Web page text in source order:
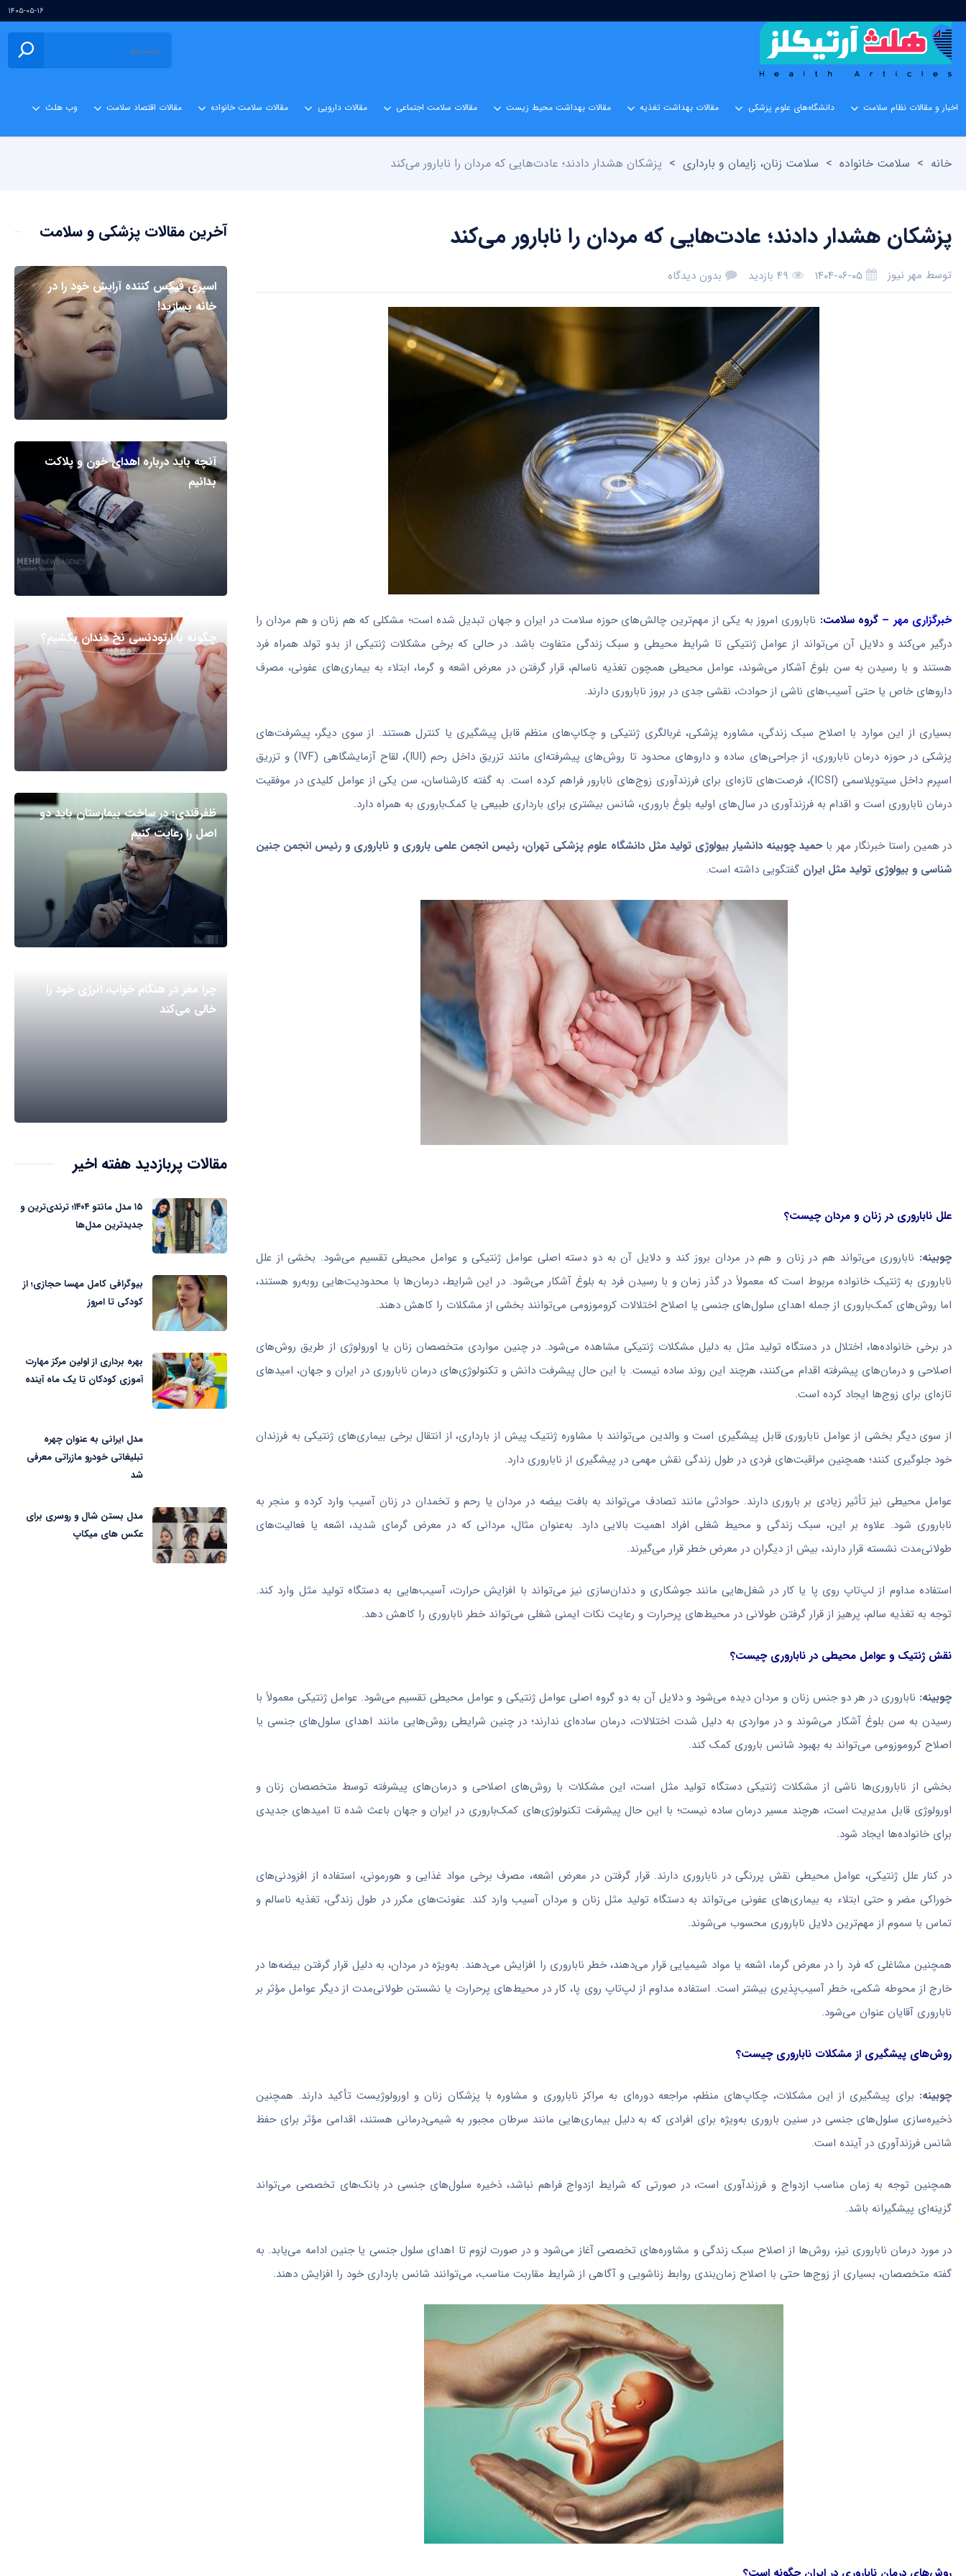
۱۴۰۵-۰۵-۱۶
اخبار و مقالات نظام سلامت دانشگاه‌های علوم پزشکی مقالات بهداشت تغذیه مقالات بهداشت محیط زیست مقالات سلامت اجتماعی مقالات دارویی مقالات سلامت خانواده مقالات اقتصاد سلامت وب هلث
خانه > سلامت خانواده > سلامت زنان، زایمان و بارداری > پزشکان هشدار دادند؛ عادت‌هایی که مردان را نابارور می‌کند
پزشکان هشدار دادند؛ عادت‌هایی که مردان را نابارور می‌کند
توسط مهر نیوز ۱۴۰۴-۰۶-۰۵ ۴۹ بازدید بدون دیدگاه
خبرگزاری مهر – گروه سلامت: ناباروری امروز به یکی از مهم‌ترین چالش‌های حوزه سلامت در ایران و جهان تبدیل شده است؛ مشکلی که هم زنان و هم مردان را
درگیر می‌کند و دلایل آن می‌تواند از عوامل ژنتیکی تا شرایط محیطی و سبک زندگی متفاوت باشد. در حالی که برخی مشکلات ژنتیکی از بدو تولد همراه فرد
هستند و با رسیدن به سن بلوغ آشکار می‌شوند، عوامل محیطی همچون تغذیه ناسالم، قرار گرفتن در معرض اشعه و گرما، ابتلاء به بیماری‌های عفونی، مصرف
داروهای خاص یا حتی آسیب‌های ناشی از حوادث، نقشی جدی در بروز ناباروری دارند.
بسیاری از این موارد با اصلاح سبک زندگی، مشاوره پزشکی، غربالگری ژنتیکی و چکاپ‌های منظم قابل پیشگیری یا کنترل هستند. از سوی دیگر، پیشرفت‌های
پزشکی در حوزه درمان ناباروری، از جراحی‌های ساده و داروهای محدود تا روش‌های پیشرفته‌ای مانند تزریق داخل رحم (IUI)، لقاح آزمایشگاهی (IVF) و تزریق
اسپرم داخل سیتوپلاسمی (ICSI)، فرصت‌های تازه‌ای برای
فرزندآوری زوج‌های نابارور فراهم کرده است. به گفته کارشناسان، سن یکی از عوامل کلیدی در موفقیت
درمان ناباروری است و اقدام به فرزندآوری در سال‌های اولیه بلوغ باروری، شانس بیشتری برای بارداری طبیعی یا کمک‌باروری به همراه دارد.
در همین راستا خبرنگار مهر با حمید چوبینه دانشیار بیولوژی تولید مثل دانشگاه علوم پزشکی تهران، رئیس انجمن علمی باروری و ناباروری و رئیس انجمن جنین
شناسی و بیولوژی تولید مثل ایران گفتگویی داشته است.
علل ناباروری در زنان و مردان چیست؟
چوبینه: ناباروری می‌تواند هم در زنان و هم در مردان بروز کند و دلایل آن به دو دسته اصلی عوامل ژنتیکی و عوامل محیطی تقسیم می‌شود. بخشی از علل
ناباروری به ژنتیک خانواده مربوط است که معمولاً در گذر زمان و با رسیدن فرد به بلوغ آشکار می‌شود. در این شرایط، درمان‌ها با محدودیت‌هایی روبه‌رو هستند،
اما روش‌های کمک‌باروری از جمله اهدای سلول‌های جنسی یا اصلاح اختلالات کروموزومی می‌توانند بخشی از مشکلات را کاهش دهند.
در برخی خانواده‌ها، اختلال در دستگاه تولید مثل به دلیل مشکلات ژنتیکی مشاهده می‌شود. در چنین مواردی متخصصان زنان یا اورولوژی از طریق روش‌های
اصلاحی و درمان‌های پیشرفته اقدام می‌کنند، هرچند این روند ساده نیست. با این حال پیشرفت دانش و تکنولوژی‌های درمان ناباروری در ایران و جهان، امیدهای
تازه‌ای برای زوج‌ها ایجاد کرده است.
از سوی دیگر بخشی از عوامل ناباروری قابل پیشگیری است و والدین می‌توانند با مشاوره ژنتیک پیش از بارداری، از انتقال برخی بیماری‌های ژنتیکی به فرزندان
خود جلوگیری کنند؛ همچنین مراقبت‌های فردی در طول زندگی نقش مهمی در پیشگیری از ناباروری دارد.
عوامل محیطی نیز تأثیر زیادی بر باروری دارند. حوادثی مانند تصادف می‌تواند به بافت بیضه در مردان یا رحم و تخمدان در زنان آسیب وارد کرده و منجر به
ناباروری شود. علاوه بر این، سبک زندگی و محیط شغلی افراد اهمیت بالایی دارد. به‌عنوان مثال، مردانی که در معرض گرمای شدید، اشعه یا فعالیت‌های
طولانی‌مدت نشسته قرار دارند، بیش از دیگران در معرض خطر قرار می‌گیرند.
استفاده مداوم از لپ‌تاپ روی پا یا کار در شغل‌هایی مانند جوشکاری و دندان‌سازی نیز می‌تواند با افزایش حرارت، آسیب‌هایی به دستگاه تولید مثل وارد کند.
توجه به تغذیه سالم، پرهیز از قرار گرفتن طولانی در محیط‌های پرحرارت و رعایت نکات ایمنی شغلی می‌تواند خطر ناباروری را کاهش دهد.
نقش ژنتیک و عوامل محیطی در ناباروری چیست؟
چوبینه: ناباروری در هر دو جنس زنان و مردان دیده می‌شود و دلایل آن به دو گروه اصلی عوامل ژنتیکی و عوامل محیطی تقسیم می‌شود. عوامل ژنتیکی معمولاً با
رسیدن به سن بلوغ آشکار می‌شوند و در مواردی به دلیل شدت اختلالات، درمان ساده‌ای ندارند؛ در چنین شرایطی روش‌هایی مانند اهدای سلول‌های جنسی یا
اصلاح کروموزومی می‌تواند به بهبود شانس باروری کمک کند.
بخشی از ناباروری‌ها ناشی از مشکلات ژنتیکی دستگاه تولید مثل است، این مشکلات با روش‌های اصلاحی و درمان‌های پیشرفته توسط متخصصان زنان و
اورولوژی قابل مدیریت است، هرچند مسیر درمان ساده نیست؛ با این حال پیشرفت تکنولوژی‌های کمک‌باروری در ایران و جهان باعث شده تا امیدهای جدیدی
برای خانواده‌ها ایجاد شود.
در کنار علل ژنتیکی، عوامل محیطی نقش پررنگی در ناباروری دارند. قرار گرفتن در معرض اشعه، مصرف برخی مواد غذایی و هورمونی، استفاده از افزودنی‌های
خوراکی مضر و حتی ابتلاء به بیماری‌های عفونی می‌تواند به دستگاه تولید مثل زنان و مردان آسیب وارد کند. عفونت‌های مکرر در طول زندگی، تغذیه ناسالم و
تماس با سموم از مهم‌ترین دلایل ناباروری محسوب می‌شوند.
همچنین مشاغلی که فرد را در معرض گرما، اشعه یا مواد شیمیایی قرار می‌دهند، خطر ناباروری را افزایش می‌دهند. به‌ویژه در مردان، به دلیل قرار گرفتن بیضه‌ها در
خارج از محوطه شکمی، خطر آسیب‌پذیری بیشتر است. استفاده مداوم از لپ‌تاپ روی پا، کار در محیط‌های پرحرارت یا نشستن طولانی‌مدت از دیگر عوامل مؤثر بر
ناباروری آقایان عنوان می‌شود.
روش‌های پیشگیری از مشکلات ناباروری چیست؟
چوبینه: برای پیشگیری از این مشکلات، چکاپ‌های منظم، مراجعه دوره‌ای به مراکز ناباروری و مشاوره با پزشکان زنان و اورولوژیست تأکید دارند. همچنین
ذخیره‌سازی سلول‌های جنسی در سنین باروری به‌ویژه برای افرادی که به دلیل بیماری‌هایی مانند سرطان مجبور به شیمی‌درمانی هستند، اقدامی مؤثر برای حفظ
شانس فرزندآوری در آینده است.
همچنین توجه به زمان مناسب ازدواج و فرزندآوری است، در صورتی که شرایط ازدواج فراهم نباشد، ذخیره سلول‌های جنسی در بانک‌های تخصصی می‌تواند
گزینه‌ای پیشگیرانه باشد.
در مورد درمان ناباروری نیز، روش‌ها از اصلاح سبک زندگی و مشاوره‌های تخصصی آغاز می‌شود و در صورت لزوم تا اهدای سلول جنسی یا جنین ادامه می‌یابد. به
گفته متخصصان، بسیاری از زوج‌ها حتی با اصلاح زمان‌بندی روابط زناشویی و آگاهی از شرایط مقاربت مناسب، می‌توانند شانس بارداری خود را افزایش دهند.
آخرین مقالات پزشکی و سلامت
اسپری فیکس کننده آرایش خود را در
خانه بسازید!
آنچه باید درباره اهدای خون و پلاکت
بدانیم
چگونه با ارتودنسی نخ دندان بکشیم؟
ظفرقندی: در ساخت بیمارستان باید دو
اصل را رعایت کنیم
چرا مغز در هنگام خواب، انرژی خود را
خالی می‌کند
مقالات پربازدید هفته اخیر
۱۵ مدل مانتو ۱۴۰۴؛ ترندی‌ترین و
جدیدترین مدل‌ها
بیوگرافی کامل مهسا حجازی؛ از
کودکی تا امروز
بهره برداری از اولین مرکز مهارت
آموزی کودکان تا یک ماه آینده
مدل ایرانی به عنوان چهره
تبلیغاتی خودرو مازراتی معرفی
شد
مدل بستن شال و روسری برای
عکس های میکاپ